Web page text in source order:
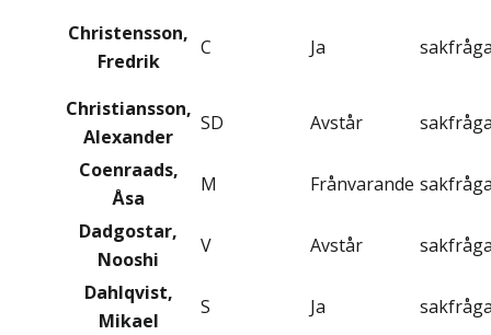
Christensson,
Fredrik
C Ja
Christiansson,
Alexander
SD Avstår
Coenraads,
Åsa
M Frånvarande
Dadgostar,
Nooshi
V Avstår
Dahlqvist,
Mikael
S Ja